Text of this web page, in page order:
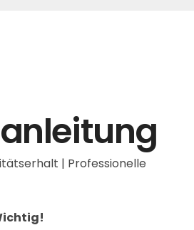
| Professionelle